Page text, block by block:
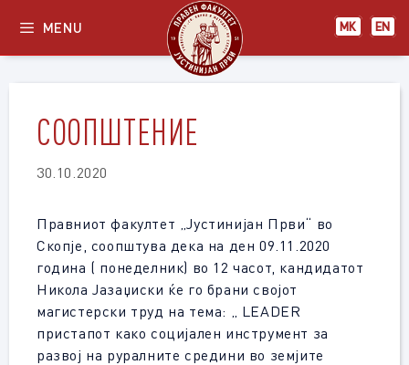
content
МК EN
MENU
СООПШТЕНИЕ
30.10.2020
Правниот факултет „Јустинијан Први“ во
Скопје, соопштува дека на ден 09.11.2020
година ( понеделник) во 12 часот, кандидатот
Никола Јазаџиски ќе го брани својот
магистерски труд на тема: „ LEADER
пристапот како социјален инструмент за
развој на руралните средини во земјите